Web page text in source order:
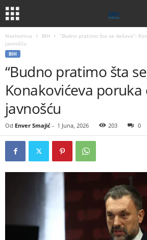
Naslovnica BIH
“Budno pratimo šta se dešava”:
javnošću
BIH
“Budno pratimo šta
Konakovićeva
javnošću
Od Enver Smajić - 1 Juna, 2026 203 0